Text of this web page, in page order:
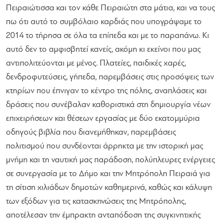
Πειραιώτισσα και τον κάθε Πειραιώτη στα μάτια, και να τους
πω ότι αυτό το συμβόλαιο καρδιάς που υπογράψαμε το
2014 το τήρησα σε όλα τα επίπεδα και με το παραπάνω. Kι
αυτό δεν το αμφισβητεί κανείς, ακόμη κι εκείνοι που μας
αντιπολιτεύονται με μένος. Πλατείες, παιδικές χαρές,
δενδροφυτεύσεις, γήπεδα, παρεμβάσεις στις προσόψεις των
κτηρίων που έπνιγαν το κέντρο της πόλης, αναπλάσεις και
δράσεις που συνέβαλαν καθοριστικά στη δημιουργία νέων
επιχειρήσεων και θέσεων εργασίας με δύο εκατομμύρια
οδηγούς βιβλία που διανεμήθηκαν, παρεμβάσεις
πολιτισμού που συνδέονται άρρηκτα με την ιστορική μας
μνήμη και τη ναυτική μας παράδοση, πολύπλευρες ενέργειες
σε συνεργασία με το Δήμο και την Μητρόπολη Πειραιά για
τη σίτιση χιλιάδων δημοτών καθημερινά, καθώς και κάλυψη
των εξόδων για τις κατασκηνώσεις της Μητρόπολης,
αποτέλεσαν την έμπρακτη ανταπόδοση της συγκινητικής